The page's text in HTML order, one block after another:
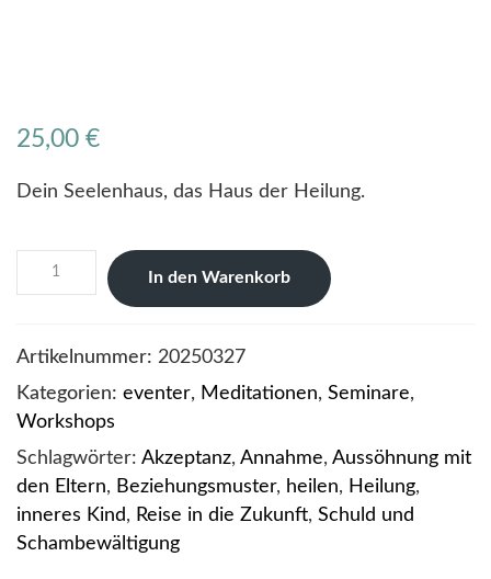
25,00 €
Dein Seelenhaus, das Haus der Heilung.
Feuerzeremonie
Jahresabschluss
In den Warenkorb
Artikelnummer: 20250327
Kategorien: eventer, Meditationen, Seminare,
Workshops
Schlagwörter: Akzeptanz, Annahme, Aussöhnung mit
den Eltern, Beziehungsmuster, heilen, Heilung,
inneres Kind, Reise in die Zukunft, Schuld und
Schambewältigung